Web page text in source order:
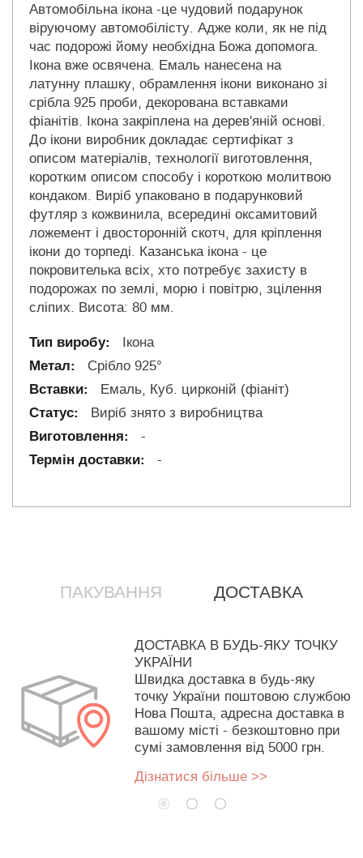
Автомобільна ікона -це чудовий подарунок
віруючому автомобілісту. Адже коли, як не під
час подорожі йому необхідна Божа допомога.
Ікона вже освячена. Емаль нанесена на
латунну плашку, обрамлення ікони виконано зі
срібла 925 проби, декорована вставками
фіанітів. Ікона закріплена на дерев'яній основі.
До ікони виробник докладає сертифікат з
описом матеріалів, технології виготовлення,
коротким описом способу і короткою молитвою
кондаком. Виріб упаковано в подарунковий
футляр з кожвинила, всередині оксамитовий
ложемент і двосторонній скотч, для кріплення
ікони до торпеді. Казанська ікона - це
покровителька всіх, хто потребує захисту в
подорожах по землі, морю і повітрю, зцілення
сліпих. Висота: 80 мм.
Ікона
Срібло 925°
Емаль, Куб. цирконій (фіаніт)
Виріб знято з виробництва
-
-
ПАКУВАННЯ ДОСТАВКА
ДОСТАВКА В БУДЬ-ЯКУ ТОЧКУ
УКРАЇНИ
Швидка доставка в будь-яку
точку України поштовою службою
Нова Пошта, адресна доставка в
вашому місті - безкоштовно при
сумі замовлення від 5000 грн.
Дізнатися більше >>